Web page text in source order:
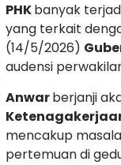
PHKbanyak
yang terkait
(14/5/2026)
audensi
Anwarberjanji
mencakup
pertemuan di